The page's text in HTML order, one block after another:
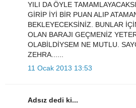
YILI DA ÖYLE
GİRİP İYİ BİR PUAN ALIP
BEKLEYECEKSİNİZ. BUNLAR
OLAN BARAJI GEÇMENİZ
OLABİLDİYSEM NE MUTLU.
ZEHRA......
11 Ocak 2013 13:53
Adsız dedi ki...